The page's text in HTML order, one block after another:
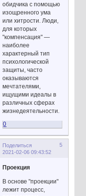
обидчика с помощью
изощренного ума
или хитрости. Люди,
для которых
"компенсация" —
наиболее
характерный тип
психологической
защиты, часто
оказываются
мечтателями,
ищущими идеалы в
различных сферах
жизнедеятельности.
0
Поделиться
5
2021-02-06 09:43:52
Проекция
В основе "проекции"
лежит процесс,